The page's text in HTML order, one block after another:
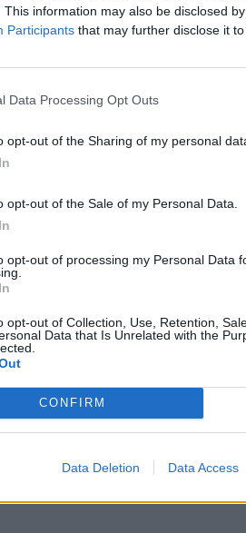
This information may also be disclosed
Participants that may further disclose it
Data Processing Opt Outs
opt-out of the Sharing of my personal
opt-out of the Sale of my Personal Data.
opt-out of processing my Personal Data
opt-out of Collection, Use, Retention,
Data that Is Unrelated with the
CONFIRM
Data Deletion Data Access
της Κεντρικής Πλατείας
και τις θερμότερες ευχές
Σάββατο 6 Δεκεμβρίου
και Μέριμνας για την
της εκδήλωσης, απηύθυνε
προσκάλεσε τον κόσμο να
Δήμου
Μαρκόπουλο, σχεδιασμένες με
τα παιδιά.